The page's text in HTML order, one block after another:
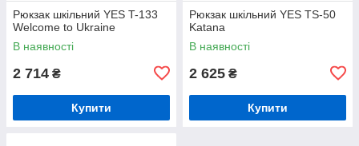
Рюкзак шкільний YES T-133
Welcome to Ukraine
В наявності
2 714 ₴
Купити
Рюкзак шкільний YES TS-50
Katana
В наявності
2 625 ₴
Купити